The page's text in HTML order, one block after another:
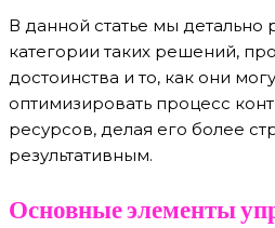
В данной статье мы
категории таких решений,
достоинства и то, как они
оптимизировать процесс
ресурсов, делая его более
результативным.
Основные элементы